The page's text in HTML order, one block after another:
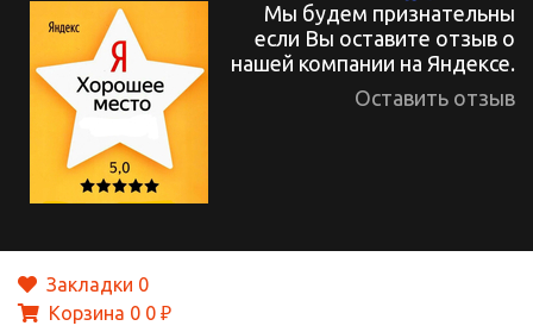
Мы будем признательны
если Вы оставите отзыв о
нашей компании на Яндексе.
Оставить отзыв
Закладки 0
Корзина 0 0 ₽